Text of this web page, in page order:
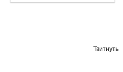
Твитнуть